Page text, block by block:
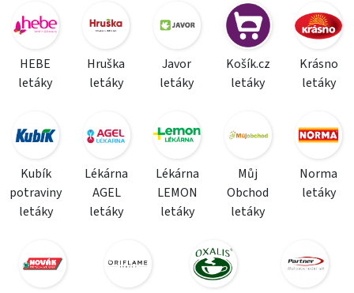
HEBE
letáky
Hruška
letáky
Javor
letáky
Košík.cz
letáky
Krásno
letáky
Kubík
potraviny
letáky
Lékárna
AGEL
letáky
Lékárna
LEMON
letáky
Můj
Obchod
letáky
Norma
letáky